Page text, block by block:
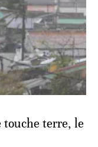
touche terre, le